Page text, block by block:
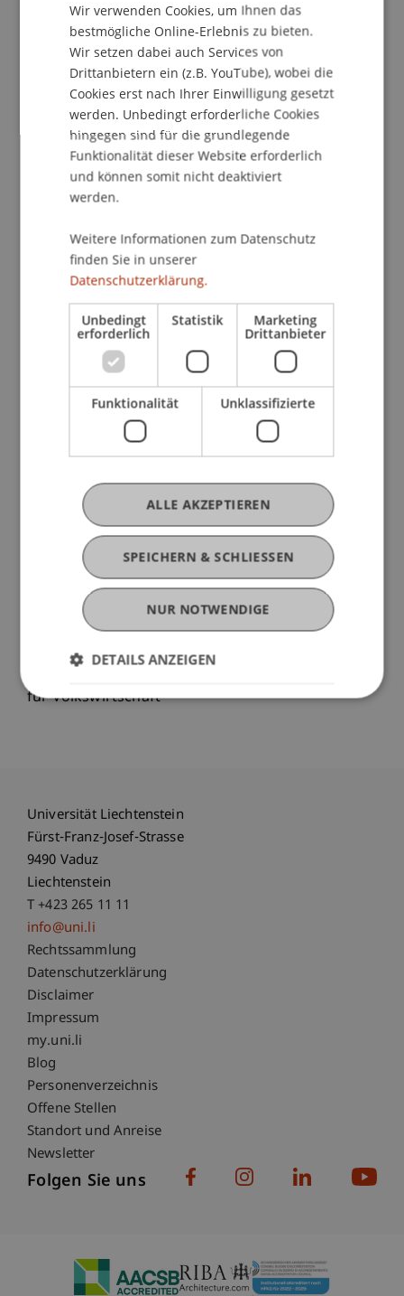
in Kraft. Bauherren, Planer, Bauleiter und
Bauausführende müssen diese Vorgaben
beachten.
Im Rahmen eines dreiteiligen Seminars wird in
gemeinsamer Arbeit die Umsetzung bestehender
gesetzlicher Grundlagen anhand von Beispielen
aus der Praxis erarbeitet und die Sensibilisierung
der Arbeitssicherheit auf Baustellen gefördert.
die praktische Anwendung umgesetzt werden
können.
Gesetzesvorlage
Vorstellung des neuen Gesetzes; bisherige
Erfahrungen; Praxisbezug.
Referent: Michael Hassler, Baumeister Ing.,
Vaduz, Markus Ganahl, Amt für Volkswirtschaft
Baustelle; Diskussion.
Referenten: Rainer Gloor, SUVA; Michael Hassler;
Markus Ganahl, Amt für Volkswirtschaft
Umsetzung in die Praxis
Aufgabenstellung aus der Praxis zur Bearbeitung;
Präsentation der erarbeiteten Beispiele;
Diskussion.
für Volkswirtschaft
Universität Liechtenstein
Fürst-Franz-Josef-Strasse
9490 Vaduz
Liechtenstein
T +423 265 11 11
info@uni.li
Fußzeile Rechtliche Hinweise
Rechtssammlung
Datenschutzerklärung
Disclaimer
Impressum
Fußzeile Subdomain-Verzeichnis
my.uni.li
Blog
Personenverzeichnis
Offene Stellen
Standort und Anreise
Newsletter
Folgen Sie uns
Wir verwenden Cookies, um Ihnen das
bestmögliche Online-Erlebnis zu bieten.
Wir setzen dabei auch Services von
Drittanbietern ein (z.B. YouTube), wobei die
Cookies erst nach Ihrer Einwilligung gesetzt
werden. Unbedingt erforderliche Cookies
hingegen sind für die grundlegende
Funktionalität dieser Website erforderlich
und können somit nicht deaktiviert
werden.
Weitere Informationen zum Datenschutz
finden Sie in unserer
Datenschutzerklärung.
Unbedingt
erforderlich
Statistik Marketing
Drittanbieter
Funktionalität Unklassifizierte
SPEICHERN & SCHLIESSEN
ALLE AKZEPTIEREN
NUR NOTWENDIGE
DETAILS ANZEIGEN